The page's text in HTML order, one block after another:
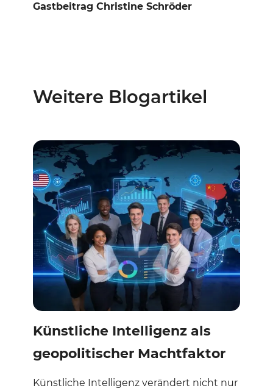
Gastbeitrag Christine Schröder
Weitere Blogartikel
Künstliche Intelligenz als
geopolitischer Machtfaktor
Künstliche Intelligenz verändert nicht nur